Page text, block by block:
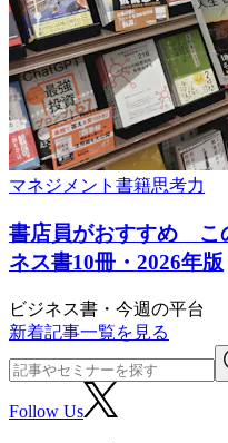
マネジメント 書籍思考力
書店員がおすすめ こ
ネス書10冊・2026年版
ビジネス書・今週の平台
新着記事一覧を見る
Follow Us